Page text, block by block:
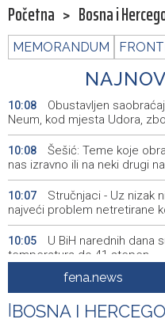
Početna > Bosna i
MEMORANDUM
10:08
Obustavljen
Neum, kod mjesta Udora,
10:08
Šešić: Teme koje
nas izravno ili na neki drugi
10:07
Stručnjaci - Uz nizak
najveći problem netretirane
10:05
U BiH narednih dana
temperatura do 41 stepen
Danas dva susreta
BiH
fena.news
BOSNA I